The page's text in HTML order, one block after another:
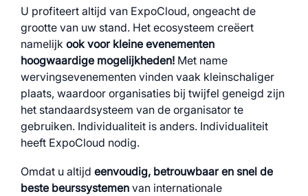
U profiteert altijd van ExpoCloud, ongeacht de
grootte van uw stand. Het ecosysteem creëert
namelijk ook voor kleine evenementen
hoogwaardige mogelijkheden! Met name
wervingsevenementen vinden vaak kleinschaliger
plaats, waardoor organisaties bij twijfel geneigd zijn
het standaardsysteem van de organisator te
gebruiken. Individualiteit is anders. Individualiteit
heeft ExpoCloud nodig.
Omdat u altijd eenvoudig, betrouwbaar en snel de
beste beurssystemen van internationale